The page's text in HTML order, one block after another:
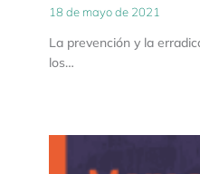
18 de mayo de 2021
La prevención y la
los…